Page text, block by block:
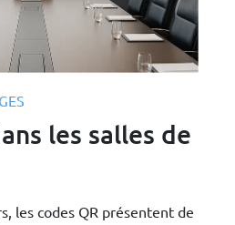
les salles de
les codes QR présentent de